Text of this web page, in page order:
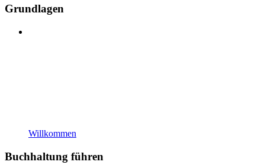
Grundlagen
Willkommen
Buchhaltung führen